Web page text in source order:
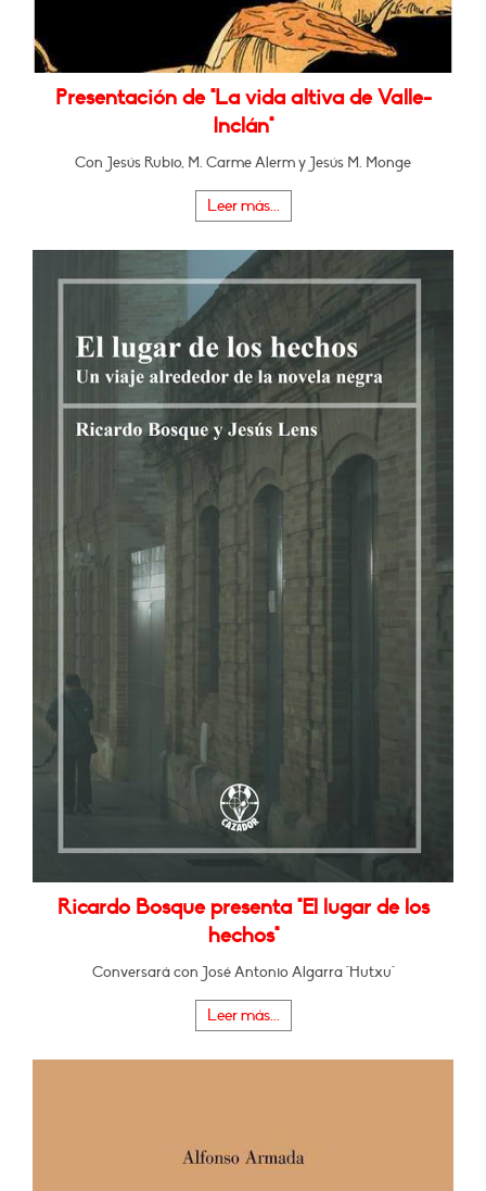
Presentación de "La vida altiva de Valle-
Inclán"
Con Jesús Rubio, M. Carme Alerm y Jesús M. Monge
Leer más...
Ricardo Bosque presenta "El lugar de los
hechos"
Conversará con José Antonio Algarra "Hutxu"
Leer más...